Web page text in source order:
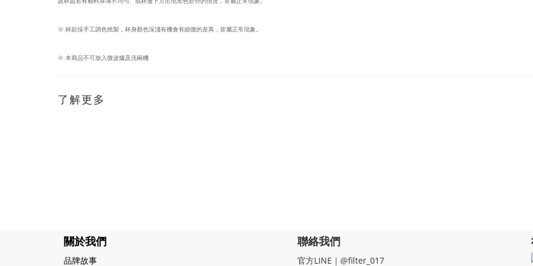
※ 杯款採手工調色燒製，杯身顏色深淺有機會有細微的差異，皆屬正常現象。
※ 本商品不可放入微波爐及洗碗機
了解更多
關於我們
品牌故事
聯絡我們
官方LINE｜@filter_017